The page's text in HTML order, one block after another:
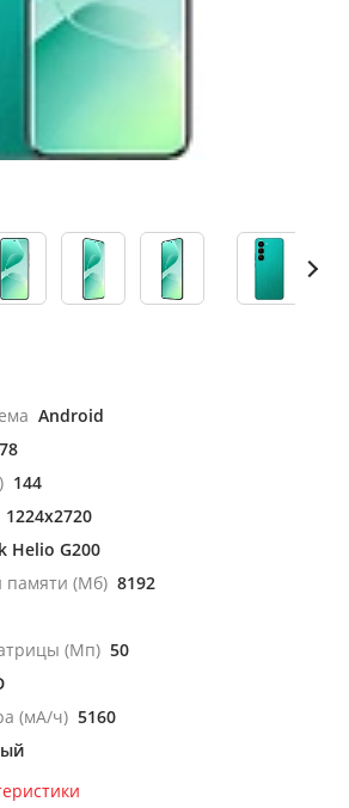
Android
144
1224x2720
Helio G200
памяти (Мб) 8192
(Мп) 50
(мА/ч) 5160